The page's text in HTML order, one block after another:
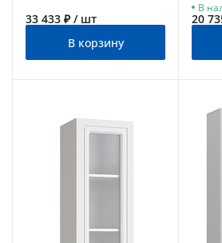
33 433 ₽ / шт
В корзину
В
20